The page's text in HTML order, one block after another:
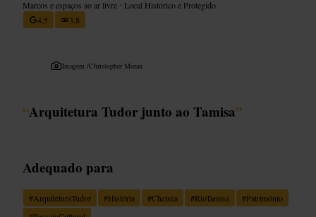
Marcos e espaços ao ar livre • Local Histórico e Protegido
4,5
3,8
Imagem /Christopher Moran
“Arquitetura Tudor junto ao Tamisa”
Adequado para
#ArquiteturaTudor #História #Chelsea #RioTamisa #Património